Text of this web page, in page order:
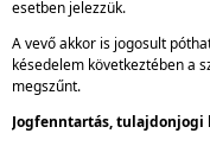
esetben jelezzük.
A vevő akkor is jogosult
késedelem következtében a
megszűnt.
Jogfenntartás, tulajdonjogi